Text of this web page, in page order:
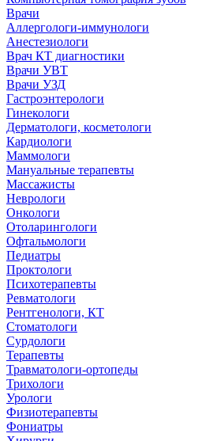
Врачи
Аллергологи-иммунологи
Анестезиологи
Врач КТ диагностики
Врачи УВТ
Врачи УЗД
Гастроэнтерологи
Гинекологи
Дерматологи, косметологи
Кардиологи
Маммологи
Мануальные терапевты
Массажисты
Неврологи
Онкологи
Отоларингологи
Офтальмологи
Педиатры
Проктологи
Психотерапевты
Ревматологи
Рентгенологи, КТ
Стоматологи
Сурдологи
Терапевты
Травматологи-ортопеды
Трихологи
Урологи
Физиотерапевты
Фониатры